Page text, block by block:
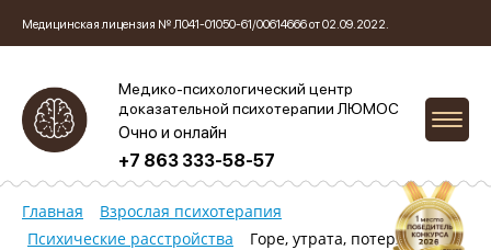
Медицинская лицензия № Л041-01050-61/00614666 от 02.09.2022.
Медико-психологический центр
доказательной психотерапии ЛЮМОС
Очно и онлайн
+7 863 333-58-57
Главная
Взрослая психотерапия
Психические расстройства
Горе, утрата, потеря